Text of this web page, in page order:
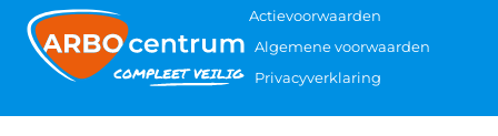
Actievoorwaarden
Algemene voorwaarden
Privacyverklaring